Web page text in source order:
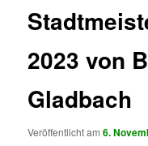
2023 von
Gladbach
Veröffentlicht am6.